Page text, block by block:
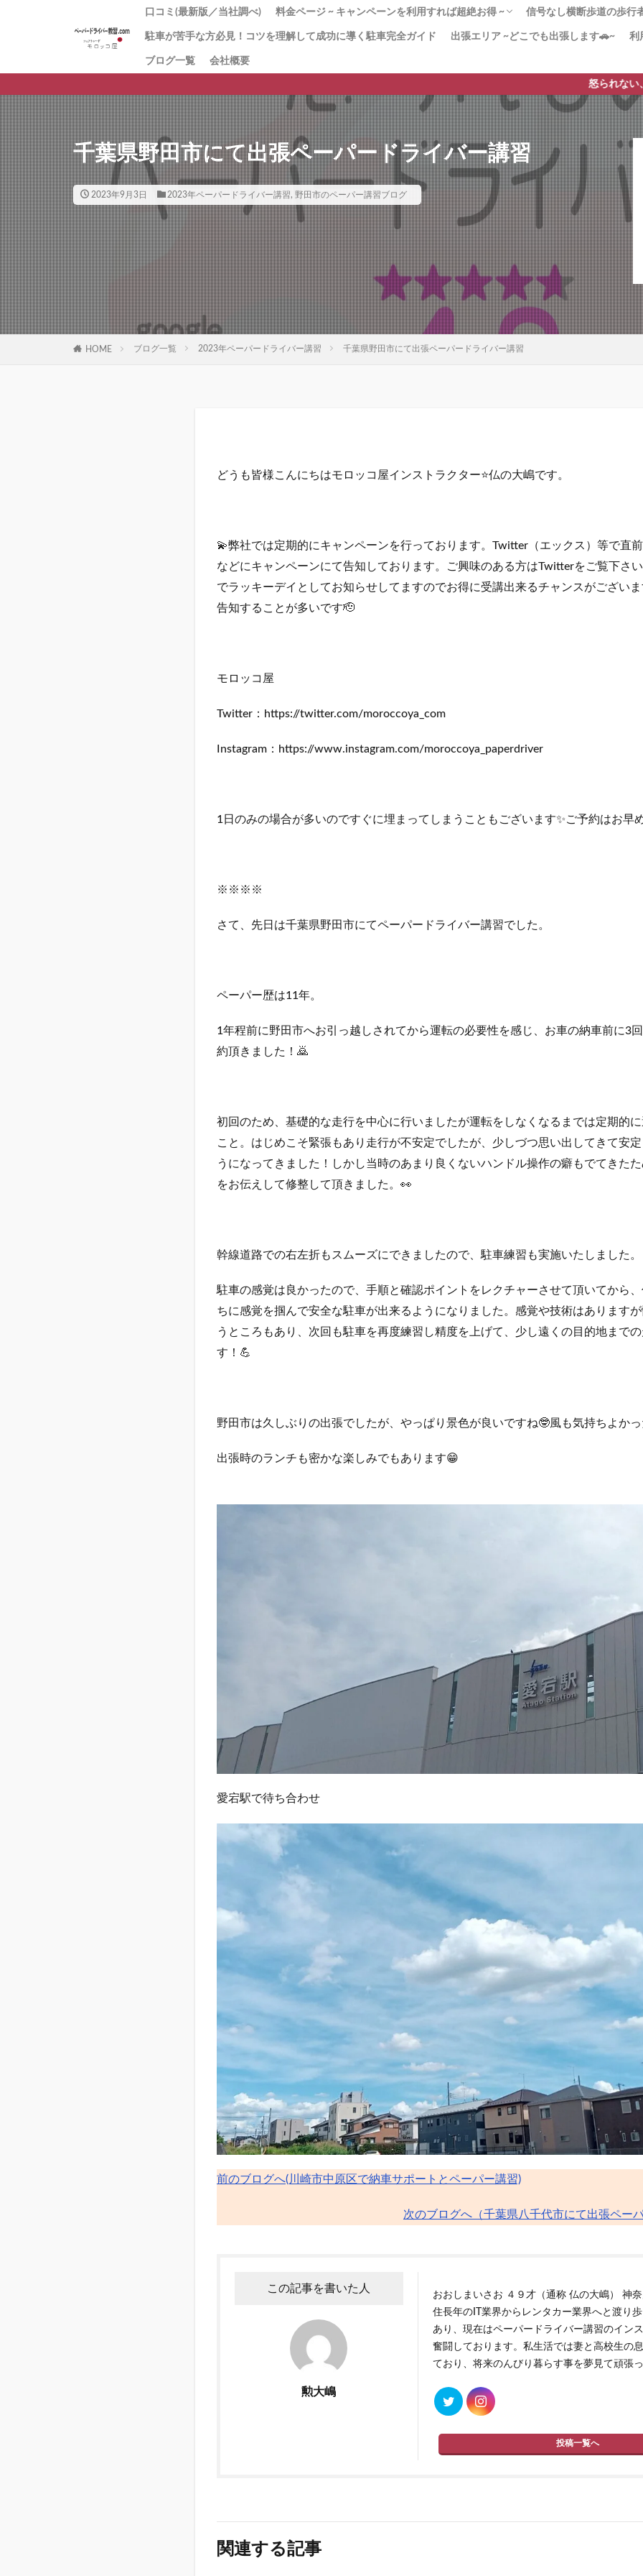
口コミ(最新版／当社調べ) 料金ページ ~ キャンペーンを利用すれば超絶お得 ~
1番人気！180分x３回パック 迷ったらこのプラン！
「とにかく安全運転」コース ペーパードライバー講
お試し120分のペーパードライバー講習
回数券１２（3時間x12回）教習所から学び直したい
「キャンペーン」で安く質の高いペーパードライバ
初心者講習 –免許取得1年以内–
値段の理由 なぜ高い!?ペーパードライバー講習
信号なし横断歩道の歩行
[動画]みんなも止まれ
より安全な歩行者優先
横断歩道の安全対策【
横断歩道に自転車→停
【38条2項】横断歩道
駐車が苦手な方必見！コツを理解して成功に導く駐車完全ガイド 出張エリア ~どこでも出張します🚗~ 利
ブログ一覧 会社概要
怒られない、質の高いペー
千葉県野田市にて出張ペーパードライバー講習
2023年9月3日 2023年ペーパードライバー講習, 野田市のペーパー講習ブログ
HOME ブログ一覧 2023年ペーパードライバー講習 千葉県野田市にて出張ペーパードライバー講習
どうも皆様こんにちはモロッコ屋インストラクター⭐仏の大嶋です。
💫弊社では定期的にキャンペーンを行っております。Twitter（エックス）等で直
などにキャンペーンにて告知しております。ご興味のある方はTwitterをご覧下さ
でラッキーデイとしてお知らせしてますのでお得に受講出来るチャンスがござい
告知することが多いです🫡
モロッコ屋
Twitter：https://twitter.com/moroccoya_com
Instagram：https://www.instagram.com/moroccoya_paperdriver
1日のみの場合が多いのですぐに埋まってしまうこともございます✨ご予約はお早
※※※※
さて、先日は千葉県野田市にてペーパードライバー講習でした。
ペーパー歴は11年。
1年程前に野田市へお引っ越しされてから運転の必要性を感じ、お車の納車前に3
約頂きました！🙇
初回のため、基礎的な走行を中心に行いましたが運転をしなくなるまでは定期的
こと。はじめこそ緊張もあり走行が不安定でしたが、少しづつ思い出してきて安
うになってきました！しかし当時のあまり良くないハンドル操作の癖もでてきた
をお伝えして修整して頂きました。👀
幹線道路での右左折もスムーズにできましたので、駐車練習も実施いたしました。
駐車の感覚は良かったので、手順と確認ポイントをレクチャーさせて頂いてから
ちに感覚を掴んで安全な駐車が出来るようになりました。感覚や技術はあります
うところもあり、次回も駐車を再度練習し精度を上げて、少し遠くの目的地まで
す！💪
野田市は久しぶりの出張でしたが、やっぱり景色が良いですね🤓風も気持ちよか
出張時のランチも密かな楽しみでもあります😁
愛宕駅で待ち合わせ
前のブログへ(川崎市中原区で納車サポートとペーパー講習)
次のブログへ（千葉県八千代市にて出張ペー
この記事を書いた人
勲大嶋
おおしまいさお ４９才（通称 仏の大嶋） 神
住長年のIT業界からレンタカー業界へと渡り
あり、現在はペーパードライバー講習のイン
奮闘しております。私生活では妻と高校生の
ており、将来のんびり暮らす事を夢見て頑張
投稿一覧へ
関連する記事